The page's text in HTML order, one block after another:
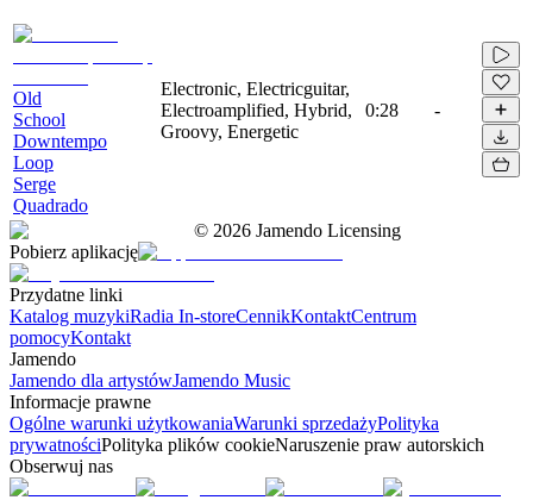
Old
School
Downtempo
Loop
Serge
Quadrado
Electronic, Electricguitar,
Electroamplified, Hybrid,
Groovy, Energetic
0:28 -
© 2026 Jamendo Licensing
Pobierz aplikację
Przydatne linki
Katalog muzykiRadia In-storeCennikKontaktCentrum
pomocyKontakt
Jamendo
Jamendo dla artystówJamendo Music
Informacje prawne
Ogólne warunki użytkowaniaWarunki sprzedażyPolityka
prywatnościPolityka plików cookieNaruszenie praw autorskich
Obserwuj nas